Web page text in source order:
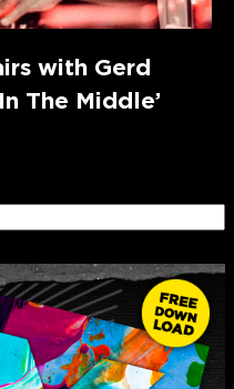
with Gerd
The Middle’